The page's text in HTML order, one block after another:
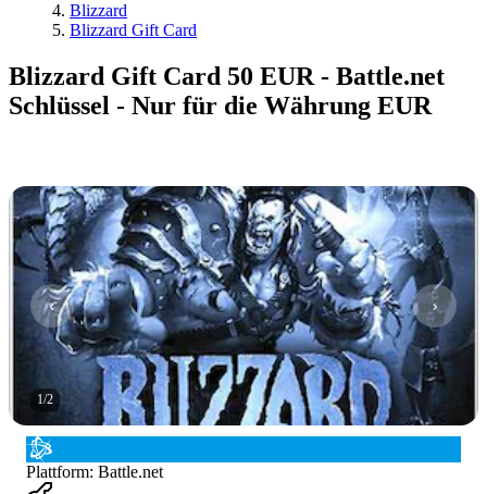
Blizzard
Blizzard Gift Card
Blizzard Gift Card 50 EUR - Battle.net
Schlüssel - Nur für die Währung EUR
1/2
Plattform: Battle.net